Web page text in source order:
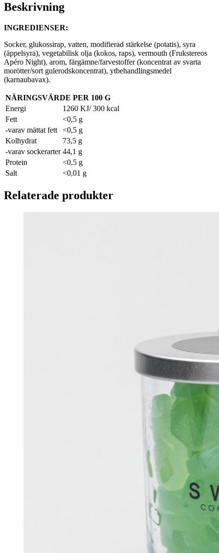
Beskrivning
INGREDIENSER:
Socker, glukossirap, vatten, modifierad stärkelse (potatis), syra
(äppelsyra), vegetabilisk olja (kokos, raps), vermouth (Frukstereos
Apéro Night), arom, färgämne/farvestoffer (koncentrat av svarta
morötter/sort gulerodskoncentrat), ytbehandlingsmedel
(karnaubavax).
NÄRINGSVÄRDE PER 100 G
Energi
1260 KJ/ 300 kcal
Fett
<0,5 g
-varav mättat fett
<0,5 g
Kolhydrat
73,5 g
-varav sockerarter 44,1 g
Protein
<0,5 g
Salt
<0,01 g
Relaterade produkter